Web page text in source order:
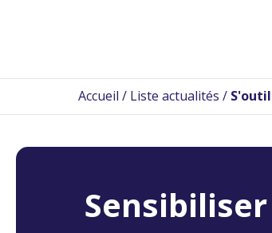
Accueil / Liste actualités /
Sensibiliser